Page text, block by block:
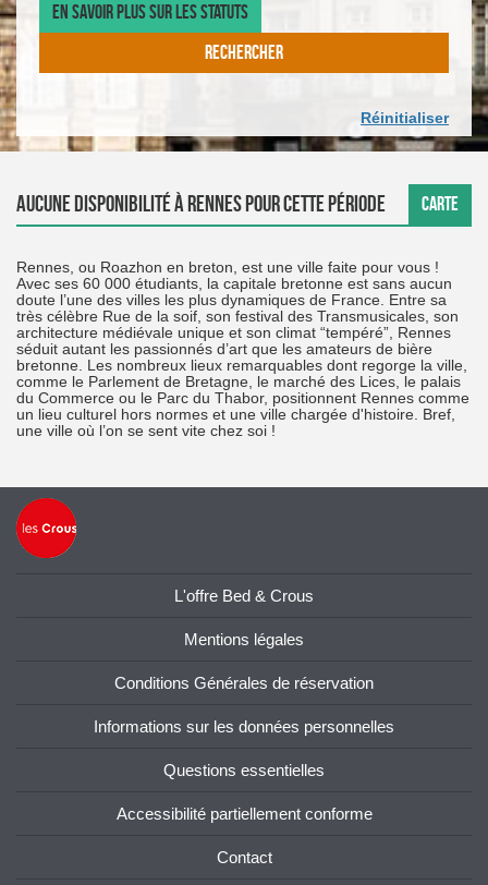
DATE
DE
EN SAVOIR PLUS SUR LES STATUTS
RECHERCHER
Réinitialiser
Aucune disponibilité à Rennes pour cette période CARTE
Rennes, ou Roazhon en breton, est une ville faite pour vous !
Avec ses 60 000 étudiants, la capitale bretonne est sans aucun
doute l’une des villes les plus dynamiques de France. Entre sa
très célèbre Rue de la soif, son festival des Transmusicales, son
architecture médiévale unique et son climat “tempéré”, Rennes
séduit autant les passionnés d’art que les amateurs de bière
bretonne. Les nombreux lieux remarquables dont regorge la ville,
comme le Parlement de Bretagne, le marché des Lices, le palais
du Commerce ou le Parc du Thabor, positionnent Rennes comme
un lieu culturel hors normes et une ville chargée d'histoire. Bref,
une ville où l’on se sent vite chez soi !
L'offre Bed & Crous
Mentions légales
Conditions Générales de réservation
Informations sur les données personnelles
Questions essentielles
Accessibilité partiellement conforme
Contact